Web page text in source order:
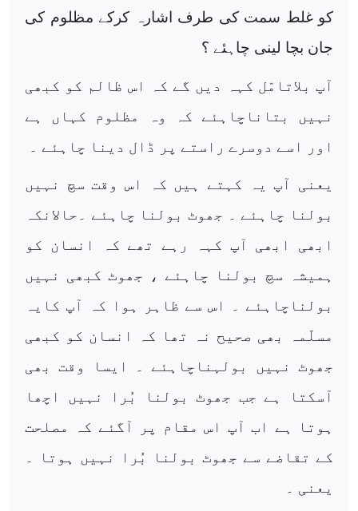
کو غلط سمت کی طرف اشارہ کرکے مظلوم کی
جان بچا لینی چاہئے ؟
آپ بلاتامّل کہہ دیں گے کہ اس ظالم کو کبھی
نہیں بتاناچاہئے کہ وہ مظلوم کہاں ہے
اور اسے دوسرے راستے پر ڈال دینا چاہئے ۔
یعنی آپ یہ کہتے ہیں کہ اس وقت سچ نہیں
بولنا چاہئے ۔ جھوٹ بولنا چاہئے ۔حالانکہ
ابھی ابھی آپ کہہ رہے تھے کہ انسان کو
ہمیشہ سچ بولنا چاہئے ، جھوٹ کبھی نہیں
بولناچاہئے ۔ اس سے ظاہر ہوا کہ آپ کایہ
مسلّمہ بھی صحیح نہ تھا کہ انسان کو کبھی
جھوٹ نہیں بولہناچاہئے ۔ ایسا وقت بھی
آسکتا ہے جب جھوٹ بولنا بُرا نہیں اچھا
ہوتا ہے اب آپ اس مقام پر آگئے کہ مصلحت
کے تقاضے سے جھوٹ بولنا بُرا نہیں ہوتا ۔
یعنی ۔